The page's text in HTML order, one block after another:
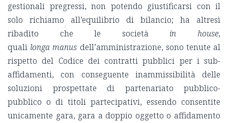
gestionali pregressi, non potendo giustificarsi con il
solo richiamo all’equilibrio di bilancio; ha altresì
ribadito che le società in house,
quali longa manus dell’amministrazione, sono tenute al
rispetto del Codice dei contratti pubblici per i sub-
affidamenti, con conseguente inammissibilità delle
soluzioni prospettate di partenariato pubblico-
pubblico o di titoli partecipativi, essendo consentite
unicamente gara, gara a doppio oggetto o affidamento